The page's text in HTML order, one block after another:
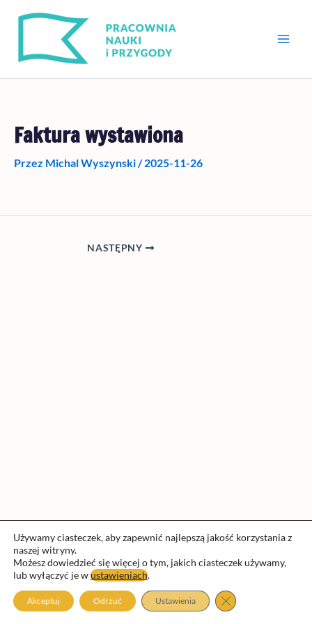
treści
Faktura wystawiona
Przez Michal Wyszynski/2025-11-26
NASTĘPNY
Prawa autorskie © 2026 Fundacja nauka przygoda | Obsługiwane
przezMotyw Astra WordPress
Używamy ciasteczek, aby zapewnić najlepszą jakość korzystania z
naszej witryny.
Możesz dowiedzieć się więcej o tym, jakich ciasteczek używamy,
lub wyłączyć je wustawieniach.
Akceptuj Odrzuć Ustawienia Zamknij panel